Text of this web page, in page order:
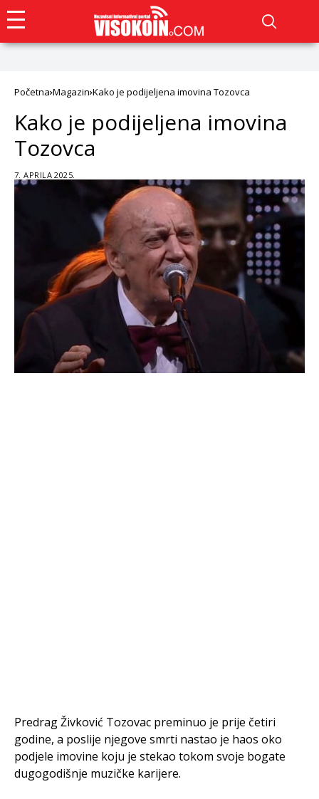
Početna Magazin Kako je podijeljena imovina Tozovca
Kako je podijeljena imovina
Tozovca
7. APRILA 2025.
Predrag Živković Tozovac preminuo je prije četiri
godine, a poslije njegove smrti nastao je haos oko
podjele imovine koju je stekao tokom svoje bogate
dugogodišnje muzičke karijere.